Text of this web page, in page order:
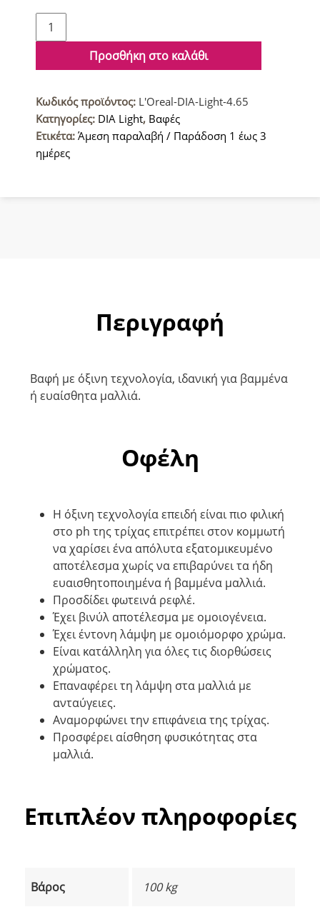
L'Oreal
DIA
Βαφή
4.65
Καστανό
Κόκκινο
Ακαζού
Προσθήκη στο καλάθι
Κωδικός προϊόντος: L'Oreal-DIA-Light-4.65
Κατηγορίες: DIA Light, Βαφές
Ετικέτα: Άμεση παραλαβή / Παράδοση 1 έως 3
ημέρες
Περιγραφή
Βαφή με όξινη τεχνολογία, ιδανική για βαμμένα
ή ευαίσθητα μαλλιά.
Οφέλη
H όξινη τεχνολογία επειδή είναι πιο φιλική
στο ph της τρίχας επιτρέπει στον κομμωτή
να χαρίσει ένα απόλυτα εξατομικευμένο
αποτέλεσμα χωρίς να επιβαρύνει τα ήδη
ευαισθητοποιημένα ή βαμμένα μαλλιά.
Προσδίδει φωτεινά ρεφλέ.
Έχει βινύλ αποτέλεσμα με ομοιογένεια.
Έχει έντονη λάμψη με ομοιόμορφο χρώμα.
Είναι κατάλληλη για όλες τις διορθώσεις
χρώματος.
Επαναφέρει τη λάμψη στα μαλλιά με
ανταύγειες.
Αναμορφώνει την επιφάνεια της τρίχας.
Προσφέρει αίσθηση φυσικότητας στα
μαλλιά.
Επιπλέον πληροφορίες
Βάρος 100 kg